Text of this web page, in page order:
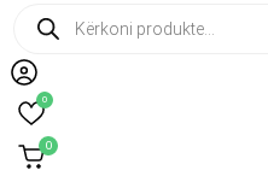
Products
search
0
0